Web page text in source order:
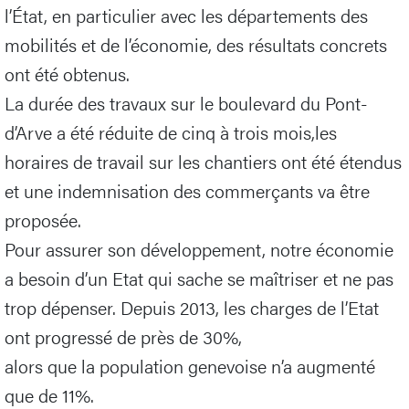
l’État, en particulier avec les départements des
mobilités et de l’économie, des résultats concrets
ont été obtenus.
La durée des travaux sur le boulevard du Pont-
d’Arve a été réduite de cinq à trois mois,les
horaires de travail sur les chantiers ont été étendus
et une indemnisation des commerçants va être
proposée.
Pour assurer son développement, notre économie
a besoin d’un Etat qui sache se maîtriser et ne pas
trop dépenser. Depuis 2013, les charges de l’Etat
ont progressé de près de 30%,
alors que la population genevoise n’a augmenté
que de 11%.